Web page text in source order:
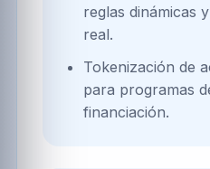
reglas dinámicas
real.
Tokenización de
para programas
financiación.